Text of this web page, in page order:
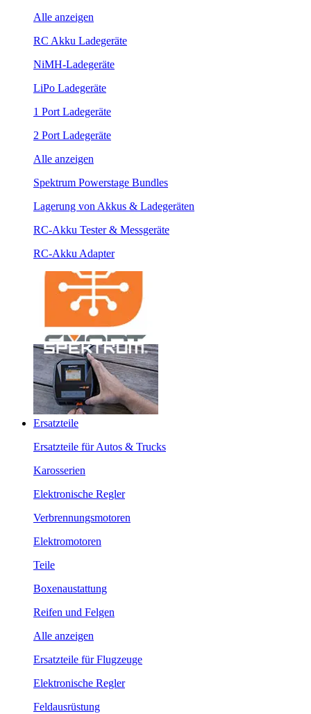
Alle anzeigen
RC Akku Ladegeräte
NiMH-Ladegeräte
LiPo Ladegeräte
1 Port Ladegeräte
2 Port Ladegeräte
Alle anzeigen
Spektrum Powerstage Bundles
Lagerung von Akkus & Ladegeräten
RC-Akku Tester & Messgeräte
RC-Akku Adapter
Ersatzteile
Ersatzteile für Autos & Trucks
Karosserien
Elektronische Regler
Verbrennungsmotoren
Elektromotoren
Teile
Boxenaustattung
Reifen und Felgen
Alle anzeigen
Ersatzteile für Flugzeuge
Elektronische Regler
Feldausrüstung